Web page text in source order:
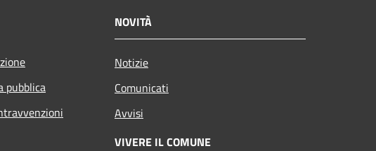
pubblica
NOVITÀ
Notizie
Comunicati
Avvisi
VIVERE IL COMUNE